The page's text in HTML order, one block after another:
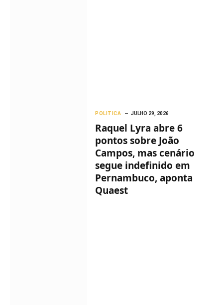
POLITICA JULHO 29, 2026
Raquel Lyra abre 6
pontos sobre João
Campos, mas cenário
segue indefinido em
Pernambuco, aponta
Quaest